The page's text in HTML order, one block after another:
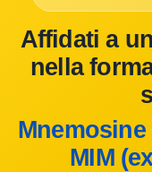
Affidati a
nella
MIM